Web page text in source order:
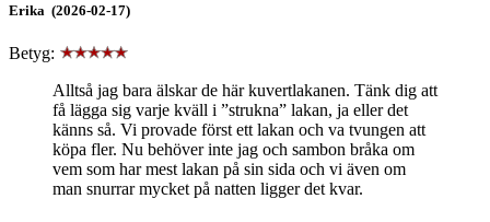
Erika (2026-02-17)
Betyg:
Alltså jag bara älskar de här kuvertlakanen. Tänk dig att
få lägga sig varje kväll i ”strukna” lakan, ja eller det
känns så. Vi provade först ett lakan och va tvungen att
köpa fler. Nu behöver inte jag och sambon bråka om
vem som har mest lakan på sin sida och vi även om
man snurrar mycket på natten ligger det kvar.